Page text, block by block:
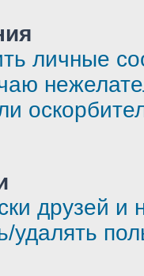
личные
друзей и
удалять